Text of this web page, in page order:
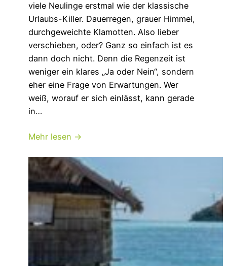
viele Neulinge erstmal wie der klassische
Urlaubs-Killer. Dauerregen, grauer Himmel,
durchgeweichte Klamotten. Also lieber
verschieben, oder? Ganz so einfach ist es
dann doch nicht. Denn die Regenzeit ist
weniger ein klares „Ja oder Nein“, sondern
eher eine Frage von Erwartungen. Wer
weiß, worauf er sich einlässt, kann gerade
in…
Mehr lesen →